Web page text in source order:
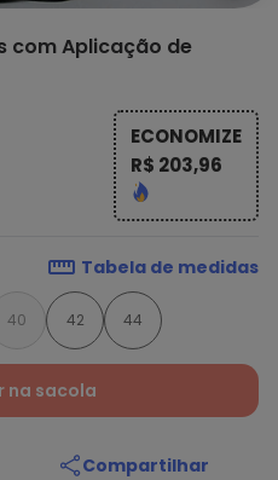
com Aplicação de
ECONOMIZE
R$ 203,96
Tabela de medidas
40 42 44
na sacola
Compartilhar